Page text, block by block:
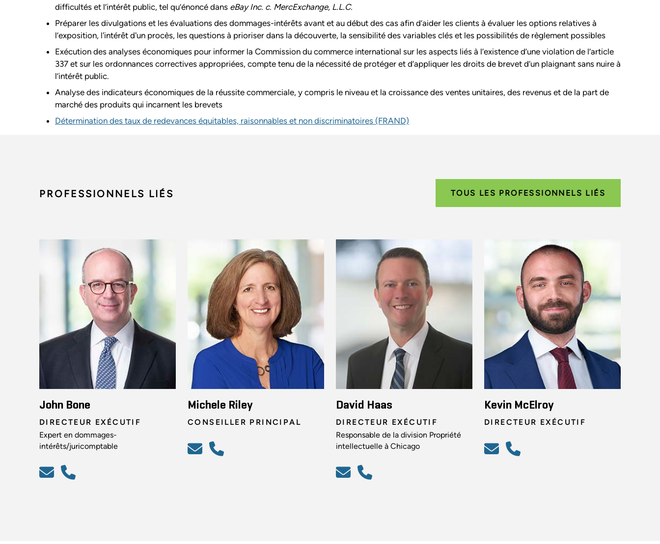
difficultés et l’intérêt public, tel qu’énoncé dans eBay Inc. c. MercExchange, L.L.C.
Préparer les divulgations et les évaluations des dommages-intérêts avant et au début des cas afin d’aider les clients à évaluer les options relatives à
l’exposition, l'intérêt d'un procès, les questions à prioriser dans la découverte, la sensibilité des variables clés et les possibilités de règlement possibles
Exécution des analyses économiques pour informer la Commission du commerce international sur les aspects liés à l’existence d’une violation de l’article
337 et sur les ordonnances correctives appropriées, compte tenu de la nécessité de protéger et d’appliquer les droits de brevet d’un plaignant sans nuire à
l’intérêt public.
Analyse des indicateurs économiques de la réussite commerciale, y compris le niveau et la croissance des ventes unitaires, des revenus et de la part de
marché des produits qui incarnent les brevets
Détermination des taux de redevances équitables, raisonnables et non discriminatoires (FRAND)
PROFESSIONNELS LIÉS TOUS LES PROFESSIONNELS LIÉS
John Bone
DIRECTEUR EXÉCUTIF
Expert en dommages-
intérêts/juricomptable
Michele Riley
CONSEILLER PRINCIPAL
David Haas
DIRECTEUR EXÉCUTIF
Responsable de la division Propriété
intellectuelle à Chicago
Kevin McElroy
DIRECTEUR EXÉCUTIF